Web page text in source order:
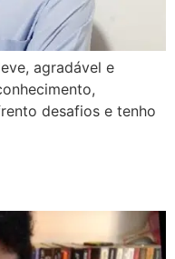
agradável e
desafios e tenho